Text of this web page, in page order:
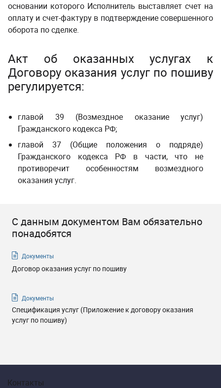
основании которого Исполнитель выставляет счет на
оплату и счет-фактуру в подтверждение совершенного
оборота по сделке.
Акт об оказанных услугах к
Договору оказания услуг по пошиву
регулируется:
главой 39 (Возмездное оказание услуг)
Гражданского кодекса РФ;
главой 37 (Общие положения о подряде)
Гражданского кодекса РФ в части, что не
противоречит особенностям возмездного
оказания услуг.
С данным документом Вам обязательно
понадобятся
Документы
Договор оказания услуг по пошиву
Документы
Спецификация услуг (Приложение к договору оказания
услуг по пошиву)
Контакты